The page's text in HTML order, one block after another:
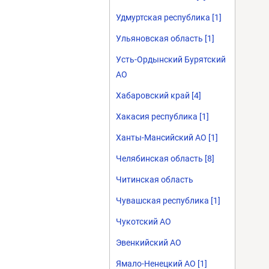
Удмуртская республика [1]
Ульяновская область [1]
Усть-Ордынский Бурятский
АО
Хабаровский край [4]
Хакасия республика [1]
Ханты-Мансийский АО [1]
Челябинская область [8]
Читинская область
Чувашская республика [1]
Чукотский АО
Эвенкийский АО
Ямало-Ненецкий АО [1]